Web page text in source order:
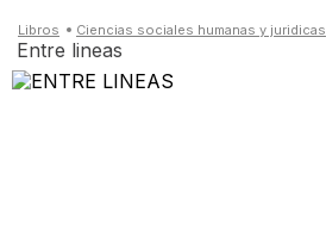
ciencias sociales humanas y juridicas
entre lineas